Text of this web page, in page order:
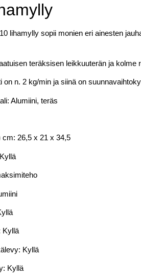
lihamylly sopii monien eri ainesten
teräksisen leikkuuterän ja
on n. 2 kg/min ja siinä on
Alumiini, teräs
cm: 26,5 x 21 x 34,5
Kyllä
Kyllä
Kyllä